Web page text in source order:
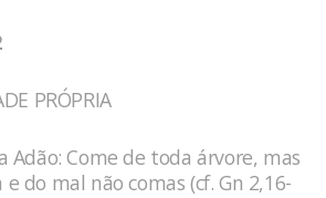
PRÓPRIA
Adão: Come de toda árvore, mas
do mal não comas (cf. Gn 2,16-